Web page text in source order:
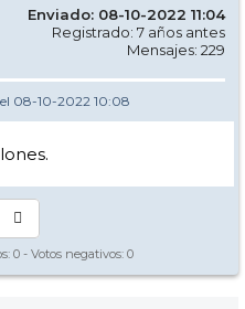
Enviado: 08-10-2022 11:04
Registrado: 7 años antes
Mensajes: 229
08-10-2022 10:08
0 - Votos negativos: 0